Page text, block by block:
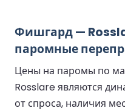
Фишгард —
паромные
Цены на паромы по
Rosslare являются
от спроса, наличия